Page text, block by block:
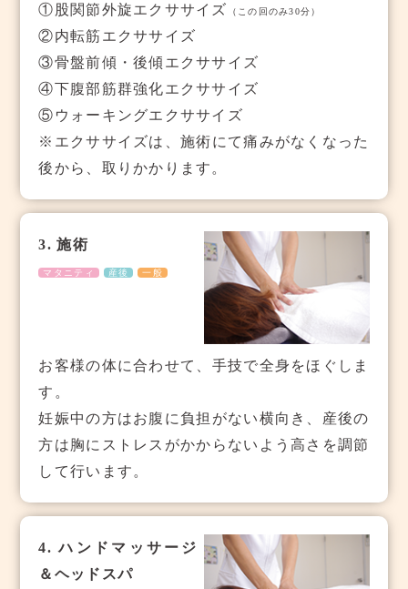
①股関節外旋エクササイズ
（この回のみ30分）
②内転筋エクササイズ
③骨盤前傾・後傾エクササイズ
④下腹部筋群強化エクササイズ
⑤ウォーキングエクササイズ
※エクササイズは、施術にて痛みがなくなった
後から、取りかかります。
3. 施術
マタニティ 産後 一般
お客様の体に合わせて、手技で全身をほぐしま
す。
妊娠中の方はお腹に負担がない横向き、産後の
方は胸にストレスがかからないよう高さを調節
して行います。
4. ハンドマッサージ
＆ヘッドスパ